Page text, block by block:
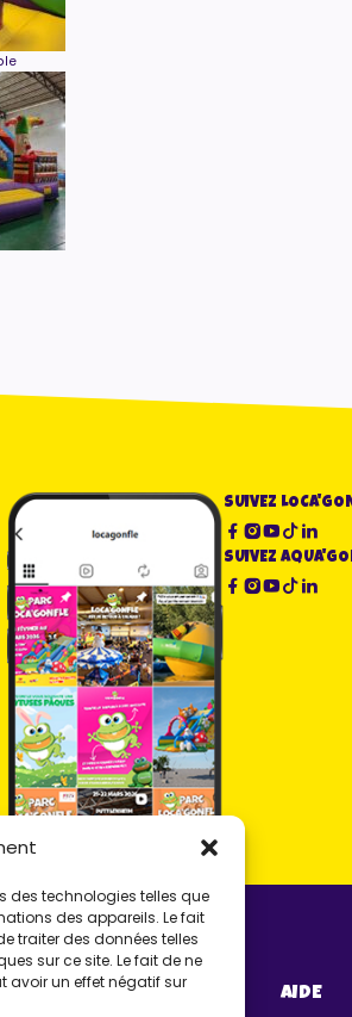
des technologies telles que
des appareils. Le fait
traiter des données telles
sur ce site. Le fait de ne
avoir un effet négatif sur
SUIVEZ
SUIVEZ
UNIVERS AIDE